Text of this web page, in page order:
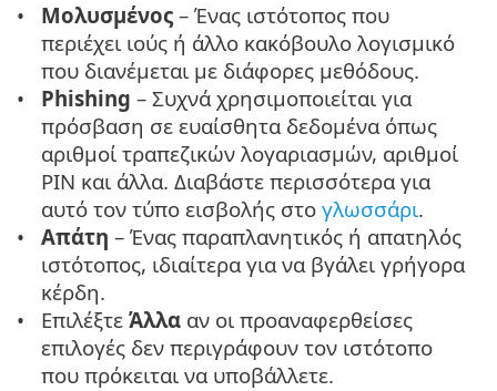
Μολυσμένος – Ένας ιστότοπος που
περιέχει ιούς ή άλλο κακόβουλο λογισμικό
που διανέμεται με διάφορες μεθόδους.
Phishing – Συχνά χρησιμοποιείται για
πρόσβαση σε ευαίσθητα δεδομένα όπως
αριθμοί τραπεζικών λογαριασμών, αριθμοί
PIN και άλλα. Διαβάστε περισσότερα για
αυτό τον τύπο εισβολής στογλωσσάρι.
Απάτη – Ένας παραπλανητικός ή απατηλός
ιστότοπος, ιδιαίτερα για να βγάλει γρήγορα
κέρδη.
ΕπιλέξτεΆλλα αν οι προαναφερθείσες
επιλογές δεν περιγράφουν τον ιστότοπο
που πρόκειται να υποβάλλετε.